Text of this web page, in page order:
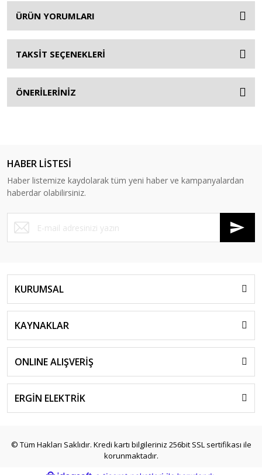
ÜRÜN YORUMLARI
TAKSİT SEÇENEKLERİ
ÖNERİLERİNİZ
HABER LİSTESİ
Haber listemize kaydolarak tüm yeni haber ve kampanyalardan
haberdar olabilirsiniz.
KURUMSAL
KAYNAKLAR
ONLINE ALIŞVERİŞ
ERGİN ELEKTRİK
© Tüm Hakları Saklıdır. Kredi kartı bilgileriniz 256bit SSL sertifikası ile
korunmaktadır.